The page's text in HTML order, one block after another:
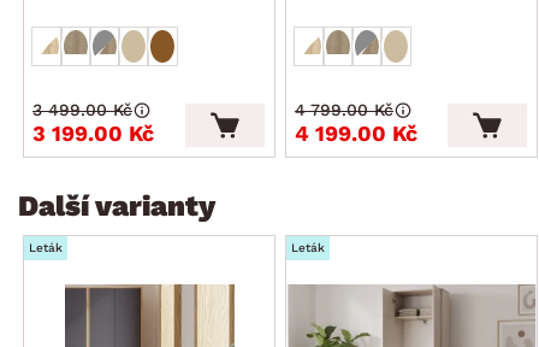
3 199.00 Kč
3 499.00 Kč
4 199.00 Kč
4 799.00 Kč
Další varianty
Leták Leták